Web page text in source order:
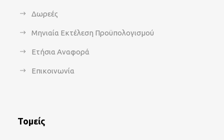
Δωρεές
Μηνιαία Εκτέλεση Προϋπολογισμού
Ετήσια Αναφορά
Επικοινωνία
Τομείς